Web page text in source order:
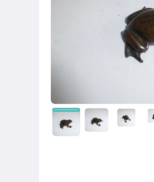
相機、攝影與周邊
男性精品與服飾
偶像、球員卡與郵幣